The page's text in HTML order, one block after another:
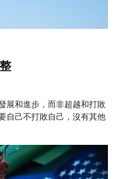
展和進步，而非超越和打敗
自己不打敗自己，沒有其他